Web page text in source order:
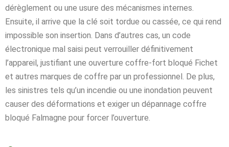
dérèglement ou une usure des mécanismes internes.
Ensuite, il arrive que la clé soit tordue ou cassée, ce qui rend
impossible son insertion. Dans d’autres cas, un code
électronique mal saisi peut verrouiller définitivement
l’appareil, justifiant une ouverture coffre-fort bloqué Fichet
et autres marques de coffre par un professionnel. De plus,
les sinistres tels qu’un incendie ou une inondation peuvent
causer des déformations et exiger un dépannage coffre
bloqué Falmagne pour forcer l’ouverture.